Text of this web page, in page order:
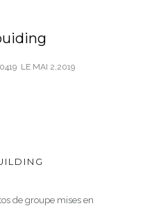
LE MAI 2,2019
de groupe mises en